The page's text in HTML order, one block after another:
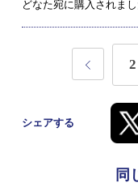
どなた宛に購入されま
2
シェアする
同